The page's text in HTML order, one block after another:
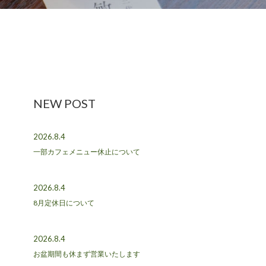
NEW POST
2026.8.4
一部カフェメニュー休止について
2026.8.4
8月定休日について
2026.8.4
お盆期間も休まず営業いたします